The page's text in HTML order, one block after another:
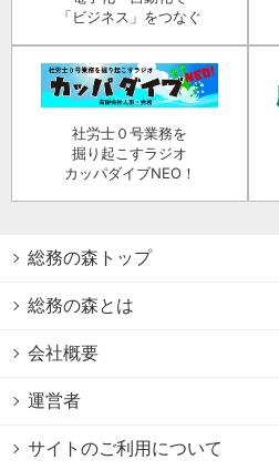
「ビジネス」をつなぐ
社労士０号業務を
掘り起こすラジオ
カッパダイブNEO！
総務の森トップ
総務の森とは
会社概要
運営者
サイトのご利用について